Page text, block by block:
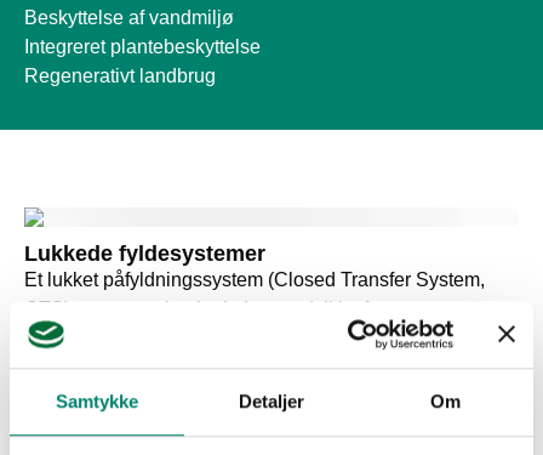
Samtykke Detaljer Om
Beskyttelse af vandmiljø
Integreret plantebeskyttelse
Regenerativt landbrug
Lukkede fyldesystemer
Et lukket påfyldningssystem (Closed Transfer System,
CTS) er en ny teknologi, der er udviklet for at øge
sikkerheden for sprøjteføreren og minimere
sprøjtemidlers påvirkning af miljøet. Det er således et
supplement til de værnemidler, sprøjteføreren anvender